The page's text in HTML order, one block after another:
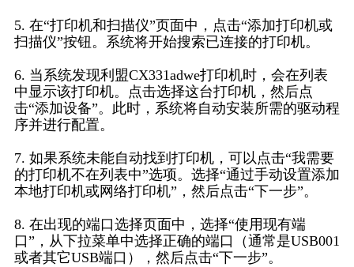
5. 在“打印机和扫描仪”页面中，点击“添加打印机或
扫描仪”按钮。系统将开始搜索已连接的打印机。
6. 当系统发现利盟CX331adwe打印机时，会在列表
中显示该打印机。点击选择这台打印机，然后点
击“添加设备”。此时，系统将自动安装所需的驱动程
序并进行配置。
7. 如果系统未能自动找到打印机，可以点击“我需要
的打印机不在列表中”选项。选择“通过手动设置添加
本地打印机或网络打印机”，然后点击“下一步”。
8. 在出现的端口选择页面中，选择“使用现有端
口”，从下拉菜单中选择正确的端口（通常是USB001
或者其它USB端口），然后点击“下一步”。